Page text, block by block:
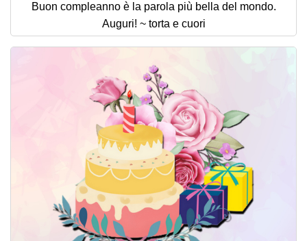
Buon compleanno è la parola più bella del mondo.
Auguri! ~ torta e cuori